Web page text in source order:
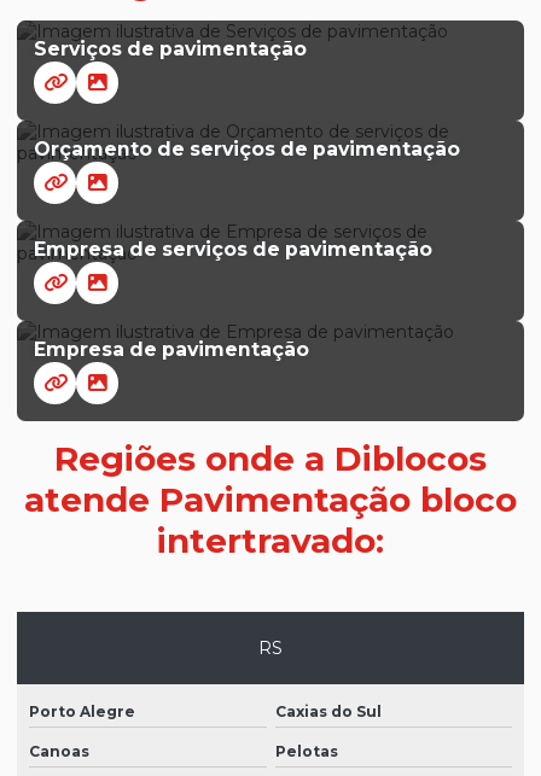
Serviços de pavimentação
Orçamento de serviços de pavimentação
Empresa de serviços de pavimentação
Empresa de pavimentação
Regiões onde a Diblocos
atende Pavimentação bloco
intertravado:
RS
Porto Alegre Caxias do Sul
Canoas Pelotas